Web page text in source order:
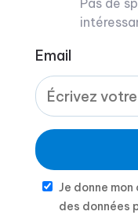
Pas de
Email
Je donne
des données